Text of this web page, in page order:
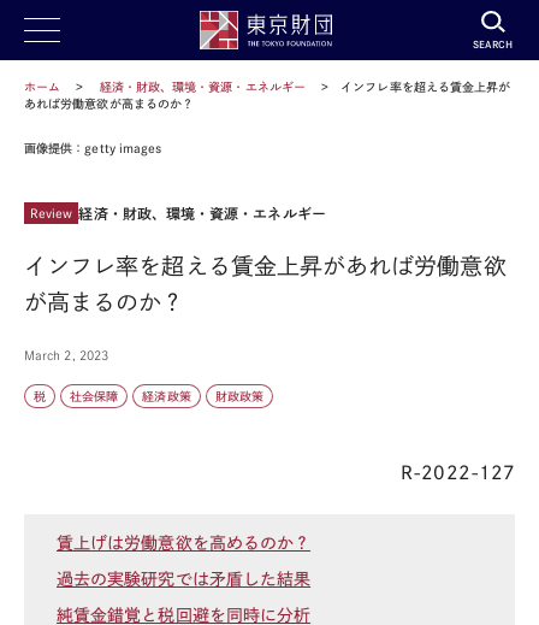
SEARCH
ホーム 経済・財政、環境・資源・エネルギー
インフレ率を超える賃金上昇が
あれば労働意欲が高まるのか？
画像提供：getty images
Review 経済・財政、環境・資源・エネルギー
インフレ率を超える賃金上昇があれば労働意欲
が高まるのか？
March 2, 2023
税 社会保障 経済政策 財政政策
R-2022-127
賃上げは労働意欲を高めるのか？
過去の実験研究では矛盾した結果
純賃金錯覚と税回避を同時に分析